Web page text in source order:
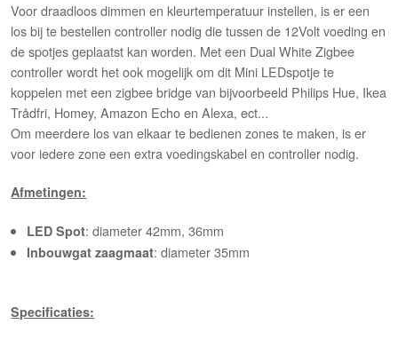
Voor draadloos dimmen en kleurtemperatuur instellen, is er een
los bij te bestellen controller nodig die tussen de 12Volt voeding en
de spotjes geplaatst kan worden. Met een Dual White Zigbee
controller wordt het ook mogelijk om dit Mini LEDspotje te
koppelen met een zigbee bridge van bijvoorbeeld Philips Hue, Ikea
Trådfri, Homey, Amazon Echo en Alexa, ect...
Om meerdere los van elkaar te bedienen zones te maken, is er
voor iedere zone een extra voedingskabel en controller nodig.
Afmetingen:
LED Spot: diameter 42mm, 36mm
Inbouwgat zaagmaat: diameter 35mm
Specificaties: